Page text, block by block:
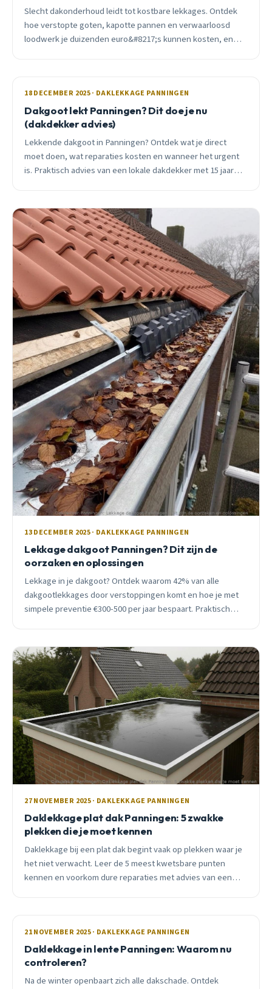
Slecht dakonderhoud leidt tot kostbare lekkages. Ontdek
hoe verstopte goten, kapotte pannen en verwaarloosd
loodwerk je duizenden euro&#8217;s kunnen kosten, en
18 DECEMBER 2025 · DAKLEKKAGE PANNINGEN
Dakgoot lekt Panningen? Dit doe je nu
(dakdekker advies)
Lekkende dakgoot in Panningen? Ontdek wat je direct
moet doen, wat reparaties kosten en wanneer het urgent
is. Praktisch advies van een lokale dakdekker met 15 jaar
13 DECEMBER 2025 · DAKLEKKAGE PANNINGEN
Lekkage dakgoot Panningen? Dit zijn de
oorzaken en oplossingen
Lekkage in je dakgoot? Ontdek waarom 42% van alle
dakgootlekkages door verstoppingen komt en hoe je met
simpele preventie €300-500 per jaar bespaart. Praktisch
27 NOVEMBER 2025 · DAKLEKKAGE PANNINGEN
Daklekkage plat dak Panningen: 5 zwakke
plekken die je moet kennen
Daklekkage bij een plat dak begint vaak op plekken waar je
het niet verwacht. Leer de 5 meest kwetsbare punten
kennen en voorkom dure reparaties met advies van een
21 NOVEMBER 2025 · DAKLEKKAGE PANNINGEN
Daklekkage in lente Panningen: Waarom nu
controleren?
Na de winter openbaart zich alle dakschade. Ontdek